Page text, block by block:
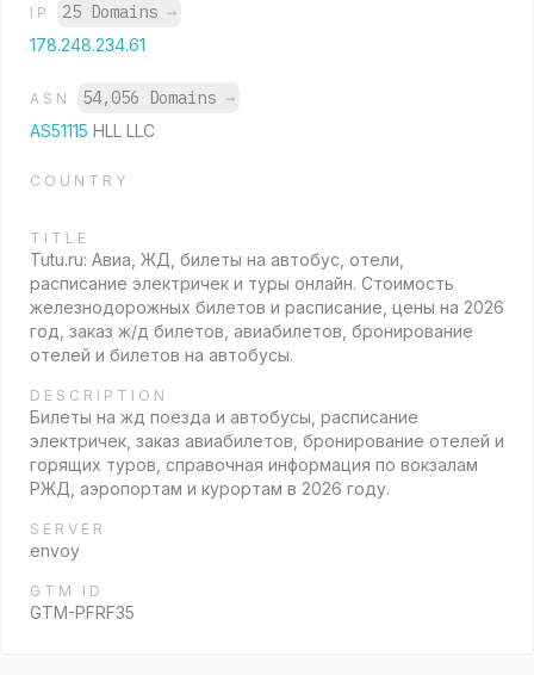
IP 25 Domains →
178.248.234.61
ASN 54,056 Domains →
AS51115 HLL LLC
COUNTRY
TITLE
Tutu.ru: Авиа, ЖД, билеты на автобус, отели,
расписание электричек и туры онлайн. Стоимость
железнодорожных билетов и расписание, цены на 2026
год, заказ ж/д билетов, авиабилетов, бронирование
отелей и билетов на автобусы.
DESCRIPTION
Билеты на жд поезда и автобусы, расписание
электричек, заказ авиабилетов, бронирование отелей и
горящих туров, справочная информация по вокзалам
РЖД, аэропортам и курортам в 2026 году.
SERVER
envoy
GTM ID
GTM-PFRF35